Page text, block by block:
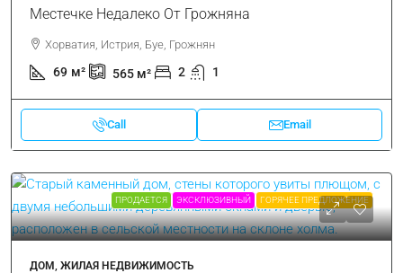
Местечке Недалеко От Грожняна
Хорватия, Истрия, Буе, Грожнян
69 м² 565 м² 2 1
Call Email
ПРОДАЕТСЯ ЭКСКЛЮЗИВНЫЙ ГОРЯЧЕЕ ПРЕДЛОЖЕНИЕ
ДОМ, ЖИЛАЯ НЕДВИЖИМОСТЬ